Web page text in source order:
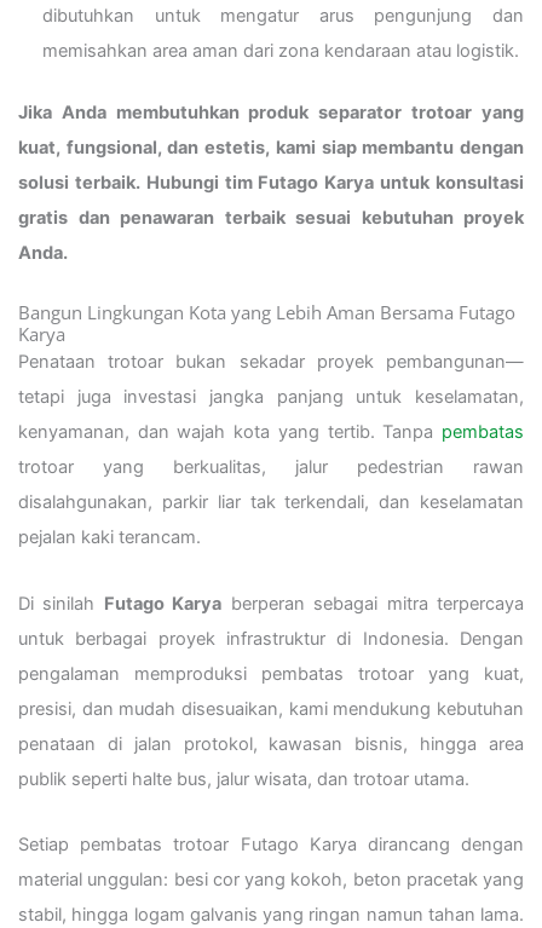
dibutuhkan untuk mengatur arus pengunjung dan
memisahkan area aman dari zona kendaraan atau logistik.
Jika Anda membutuhkan produk separator trotoar yang
kuat, fungsional, dan estetis, kami siap membantu dengan
solusi terbaik. Hubungi tim Futago Karya untuk konsultasi
gratis dan penawaran terbaik sesuai kebutuhan proyek
Anda.
Bangun Lingkungan Kota yang Lebih Aman Bersama Futago
Karya
Penataan trotoar bukan sekadar proyek pembangunan—
tetapi juga investasi jangka panjang untuk keselamatan,
kenyamanan, dan wajah kota yang tertib. Tanpa pembatas
trotoar yang berkualitas, jalur pedestrian rawan
disalahgunakan, parkir liar tak terkendali, dan keselamatan
pejalan kaki terancam.
Di sinilah Futago Karya berperan sebagai mitra terpercaya
untuk berbagai proyek infrastruktur di Indonesia. Dengan
pengalaman memproduksi pembatas trotoar yang kuat,
presisi, dan mudah disesuaikan, kami mendukung kebutuhan
penataan di jalan protokol, kawasan bisnis, hingga area
publik seperti halte bus, jalur wisata, dan trotoar utama.
Setiap pembatas trotoar Futago Karya dirancang dengan
material unggulan: besi cor yang kokoh, beton pracetak yang
stabil, hingga logam galvanis yang ringan namun tahan lama.